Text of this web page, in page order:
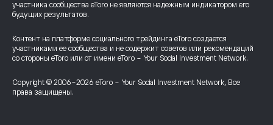
участника сообщества eToro не являются надежным индикатором его
будущих результатов.
Контент на платформе социального трейдинга eToro создается
участниками ее сообщества и не содержит советов или рекомендаций
со стороны eToro или от имени eToro - Your Social Investment Network.
Copyright © 2006-2026 eToro - Your Social Investment Network, Все
права защищены.